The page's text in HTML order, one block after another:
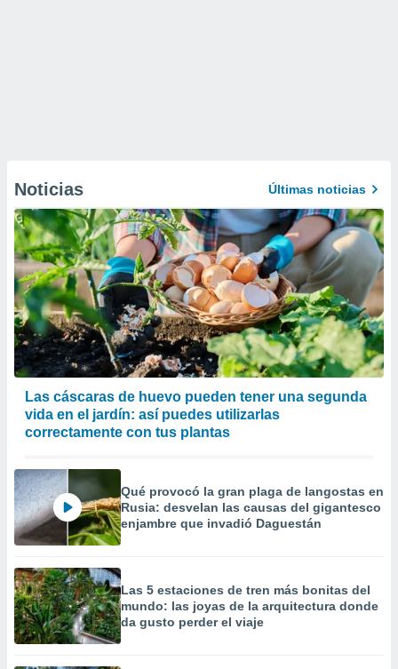
Noticias Últimas noticias
Las cáscaras de huevo pueden tener una segunda
vida en el jardín: así puedes utilizarlas
correctamente con tus plantas
Qué provocó la gran plaga de langostas en
Rusia: desvelan las causas del gigantesco
enjambre que invadió Daguestán
Las 5 estaciones de tren más bonitas del
mundo: las joyas de la arquitectura donde
da gusto perder el viaje